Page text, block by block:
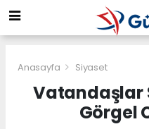
Anasayfa Siyaset
Vatandaşlar
Görgel